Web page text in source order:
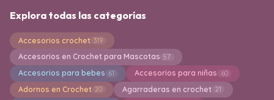
Explora todas las categorías
Accesorios crochet 319
Accesorios en Crochet para Mascotas 57
Accesorios para bebes 61 Accesorios para niñas 60
Adornos en Crochet 20 Agarraderas en crochet 21